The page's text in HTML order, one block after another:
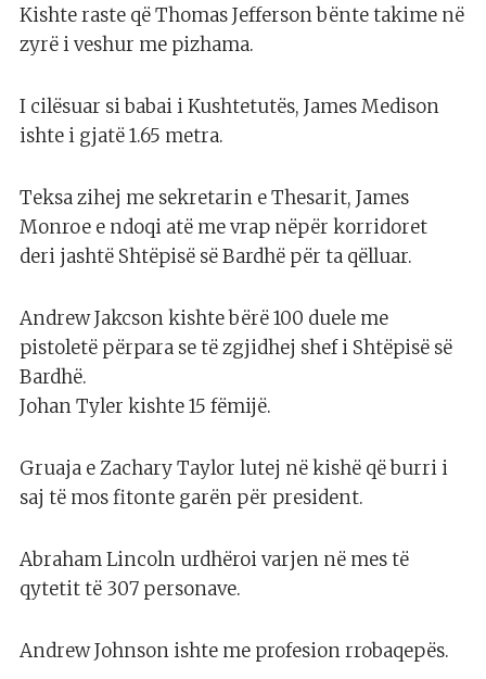
Kishte raste që Thomas Jefferson bënte takime në
zyrë i veshur me pizhama.
I cilësuar si babai i Kushtetutës, James Medison
ishte i gjatë 1.65 metra.
Teksa zihej me sekretarin e Thesarit, James
Monroe e ndoqi atë me vrap nëpër korridoret
deri jashtë Shtëpisë së Bardhë për ta qëlluar.
Andrew Jakcson kishte bërë 100 duele me
pistoletë përpara se të zgjidhej shef i Shtëpisë së
Bardhë.
Johan Tyler kishte 15 fëmijë.
Gruaja e Zachary Taylor lutej në kishë që burri i
saj të mos fitonte garën për president.
Abraham Lincoln urdhëroi varjen në mes të
qytetit të 307 personave.
Andrew Johnson ishte me profesion rrobaqepës.